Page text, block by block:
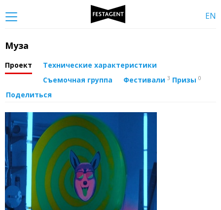
EN
Муза
Проект
Технические характеристики
Съемочная группа
Фестивали 3 Призы 0
Поделиться